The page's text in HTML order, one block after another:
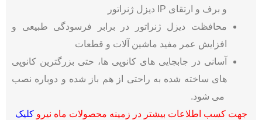
و برف و ارتقای IP دیزل ژنراتور
محافظت دیزل ژنراتور در برابر فرسودگی طبیعی و
افزایش عمر مفید ماشین آلات و قطعات
آسانی در جابجایی های کانوپی ها، حتی بزرگترین کانوپی
های ساخته شده به راحتی از هم باز شده و دوباره نصب
می شود.
جهت کسب اطلاعات بیشتر در زمینه محصولات ماه نیروکلیک